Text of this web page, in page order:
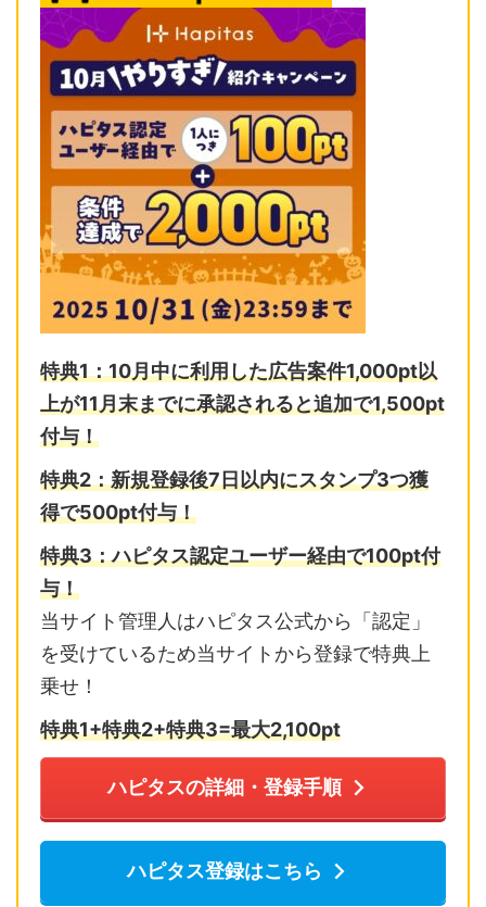
特典1：10月中に利用した広告案件1,000pt以
上が11月末までに承認されると追加で1,500pt
付与！
特典2：新規登録後7日以内にスタンプ3つ獲
得で500pt付与！
特典3：ハピタス認定ユーザー経由で100pt付
与！
当サイト管理人はハピタス公式から「認定」
を受けているため当サイトから登録で特典上
乗せ！
特典1+特典2+特典3=最大2,100pt
ハピタスの詳細・登録手順
ハピタス登録はこちら